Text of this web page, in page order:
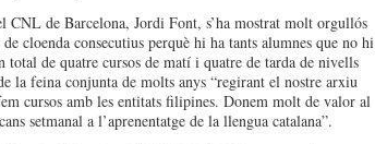
CNL de Barcelona, Jordi Font, s’ha mostrat molt orgullós
cloenda consecutius perquè hi ha tants alumnes que no hi
total de quatre cursos de matí i quatre de tarda de nivells
la feina conjunta de molts anys “regirant el nostre arxiu
cursos amb les entitats filipines. Donem molt de valor al
setmanal a l’aprenentatge de la llengua catalana”.